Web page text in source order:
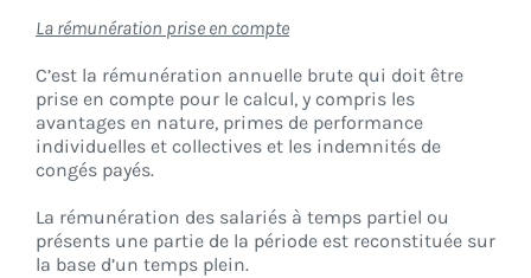
La rémunération prise en compte
C’est la rémunération annuelle brute qui doit être
prise en compte pour le calcul, y compris les
avantages en nature, primes de performance
individuelles et collectives et les indemnités de
congés payés.
La rémunération des salariés à temps partiel ou
présents une partie de la période est reconstituée sur
la base d’un temps plein.